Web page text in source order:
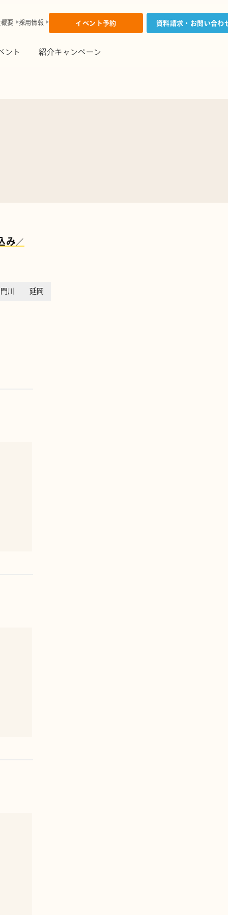
要 採用情報 イベント予約 資料請求・お問い合わ
ント 紹介キャンペーン
み ／
川 延岡